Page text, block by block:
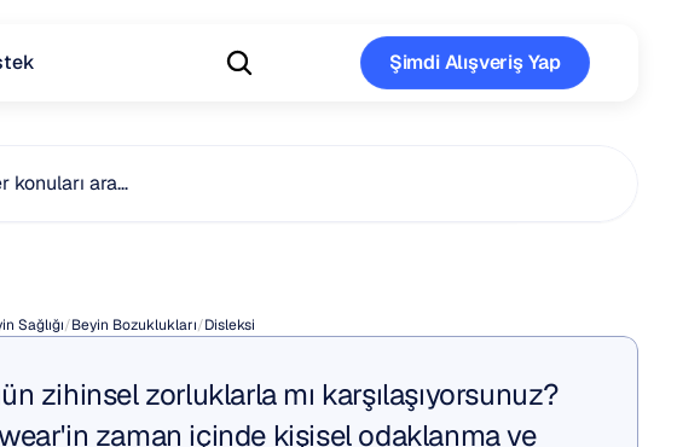
Şimdi Alışveriş Yap
konuları ara…
Sağlığı/Beyin Bozuklukları/Disleksi
zihinsel zorluklarla mı karşılaşıyorsunuz?
zaman içinde kişisel odaklanma ve